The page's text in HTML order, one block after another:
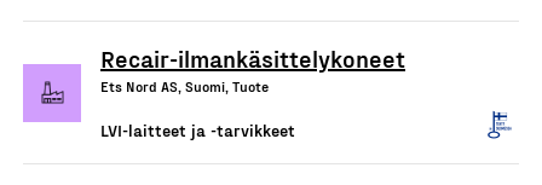
Recair-ilmankäsittelykoneet
Ets Nord AS, Suomi, Tuote
LVI-laitteet ja -tarvikkeet